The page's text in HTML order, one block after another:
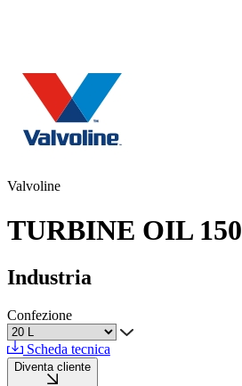
Valvoline
TURBINE OIL 150
Industria
Confezione
Scheda tecnica
Diventa cliente